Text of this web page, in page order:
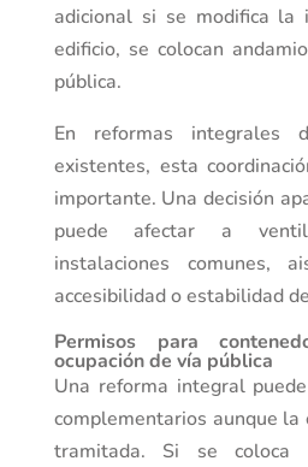
adicional si se modifica la
edificio, se colocan
pública.
En reformas integrales
existentes, esta
importante. Una decisión
puede afectar a
instalaciones comunes,
accesibilidad o estabilidad
Permisos para
ocupación de vía pública
Una reforma integral
complementarios aunque
tramitada. Si se coloca